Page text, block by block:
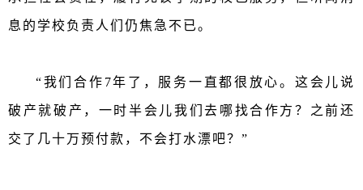
息的学校负责人们仍焦急不已。
“我们合作7年了， 服务一直都很放心。这会儿说
破产就破产，一时半会儿我们去哪找合作方？之前还
交了几十万预付款，不会打水漂吧？”